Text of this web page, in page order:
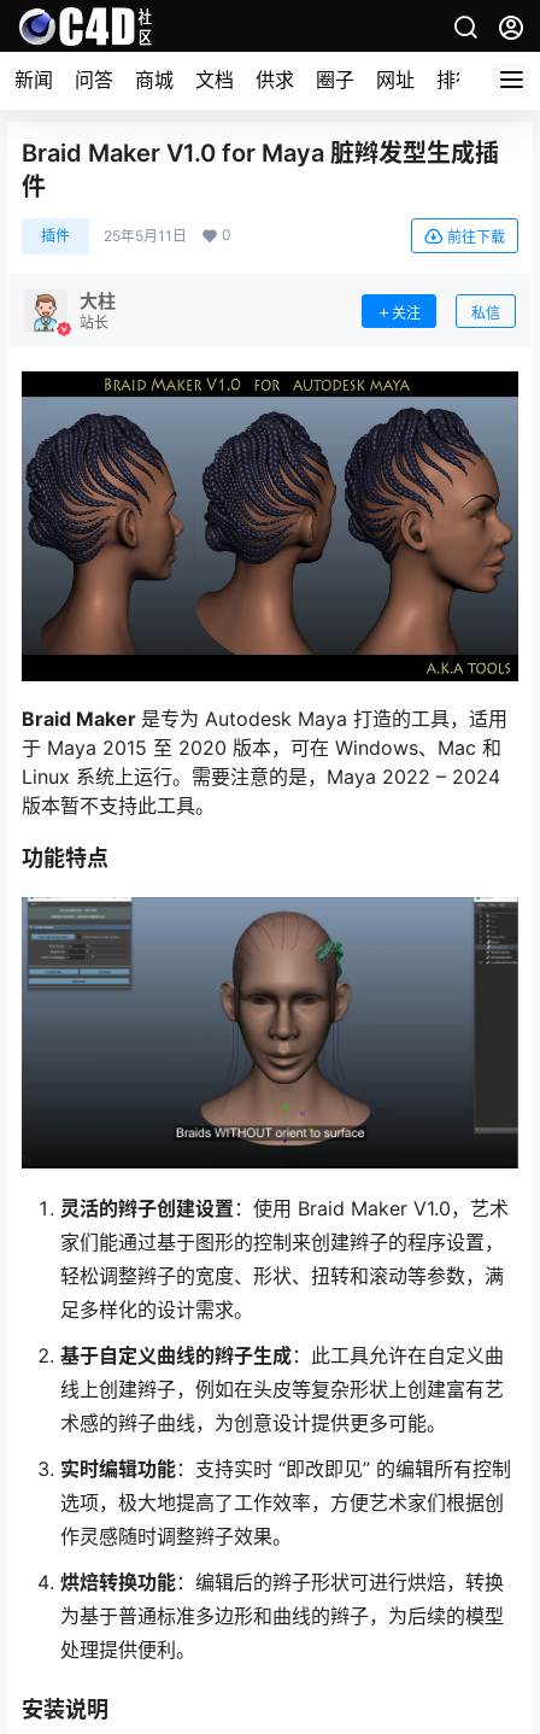
新闻 问答 商城 文档 供求 圈子 网址 排行榜
Braid Maker V1.0 for Maya 脏辫发型生成插
件
插件 25年5月11日 0 前往下载
大柱
站长
关注 私信
Braid Maker 是专为 Autodesk Maya 打造的工具，适用
于 Maya 2015 至 2020 版本，可在 Windows、Mac 和
Linux 系统上运行。需要注意的是，Maya 2022 – 2024
版本暂不支持此工具。
功能特点
灵活的辫子创建设置 ：使用 Braid Maker V1.0，艺术
家们能通过基于图形的控制来创建辫子的程序设置，
轻松调整辫子的宽度、形状、扭转和滚动等参数，满
足多样化的设计需求。
基于自定义曲线的辫子生成：此工具允许在自定义曲
线上创建辫子，例如在头皮等复杂形状上创建富有艺
术感的辫子曲线，为创意设计提供更多可能。
实时编辑功能：支持实时 “即改即见” 的编辑所有控制
选项，极大地提高了工作效率，方便艺术家们根据创
作灵感随时调整辫子效果。
烘焙转换功能：编辑后的辫子形状可进行烘焙，转换
为基于普通标准多边形和曲线的辫子，为后续的模型
处理提供便利。
安装说明